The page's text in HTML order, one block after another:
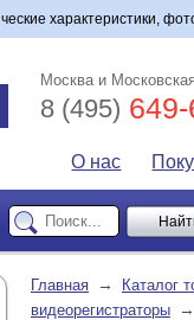
характеристики,
Москва и
8 (495)
О нас
Главная →
Каталог
видеорегистраторы →